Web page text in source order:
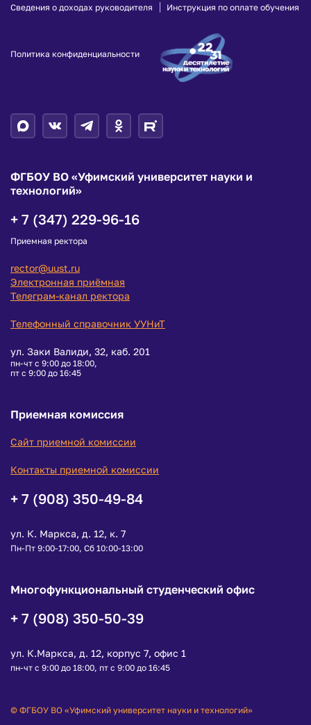
Сведения о доходах руководителя
Инструкция по оплате обучения
Политика конфиденциальности
ФГБОУ ВО «Уфимский университет науки и
технологий»
+ 7 (347) 229-96-16
Приемная ректора
rector@uust.ru
Электронная приёмная
Телеграм-канал ректора
Телефонный справочник УУНиТ
ул. Заки Валиди, 32, каб. 201
пн-чт с 9:00 до 18:00,
пт с 9:00 до 16:45
Приемная комиссия
Сайт приемной комиссии
Контакты приемной комиссии
+ 7 (908) 350-49-84
ул. К. Маркса, д. 12, к. 7
Пн-Пт 9:00-17:00, Сб 10:00-13:00
Многофункциональный студенческий офис
+ 7 (908) 350-50-39
ул. К.Маркса, д. 12, корпус 7, офис 1
пн-чт с 9:00 до 18:00, пт с 9:00 до 16:45
© ФГБОУ ВО «Уфимский университет науки и технологий»